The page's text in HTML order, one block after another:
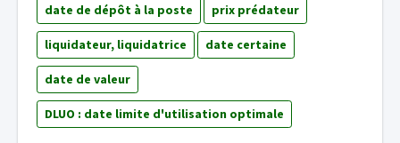
date de dépôt à la poste prix prédateur
liquidateur, liquidatrice date certaine
date de valeur
DLUO : date limite d'utilisation optimale